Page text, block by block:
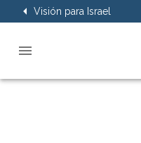
Visión para Israel